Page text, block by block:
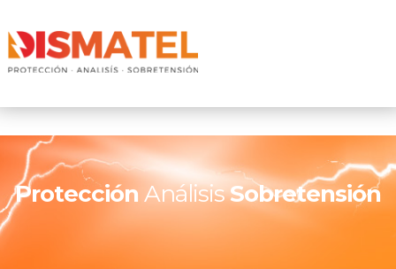
Protección AnálisisSobretensión